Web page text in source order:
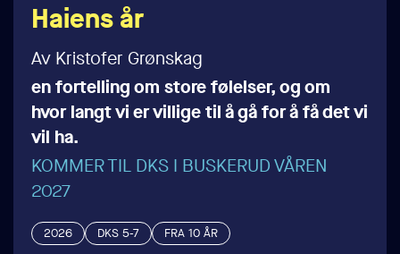
Haiens år
Av Kristofer Grønskag
en fortelling om store følelser, og om
hvor langt vi er villige til å gå for å få det vi
vil ha.
KOMMER TIL DKS I BUSKERUD VÅREN
2027
2026 DKS 5-7 FRA 10 ÅR